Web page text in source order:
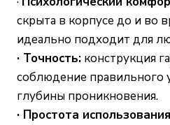
скрыта в корпусе до и во
идеально подходит для
· Точность: конструкция
соблюдение правильного
глубины проникновения.
· Простота